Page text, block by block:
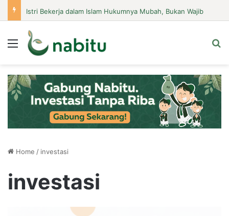
Istri Bekerja dalam Islam Hukumnya Mubah, Bukan Wajib
Menu
Home / investasi
investasi